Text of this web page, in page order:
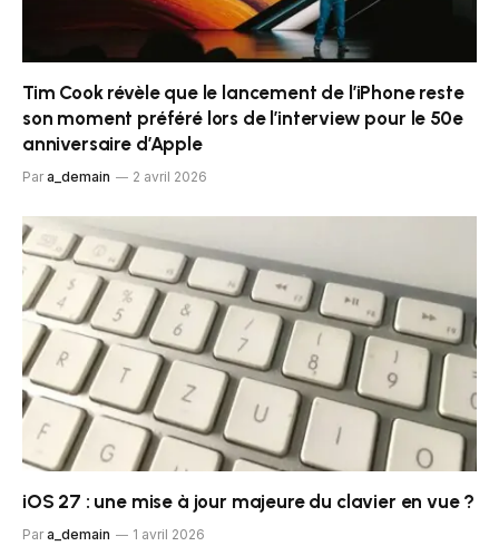
Tim Cook révèle que le lancement de l’iPhone reste
son moment préféré lors de l’interview pour le 50e
anniversaire d’Apple
Par a_demain 2 avril 2026
iOS 27 : une mise à jour majeure du clavier en vue ?
Par a_demain 1 avril 2026